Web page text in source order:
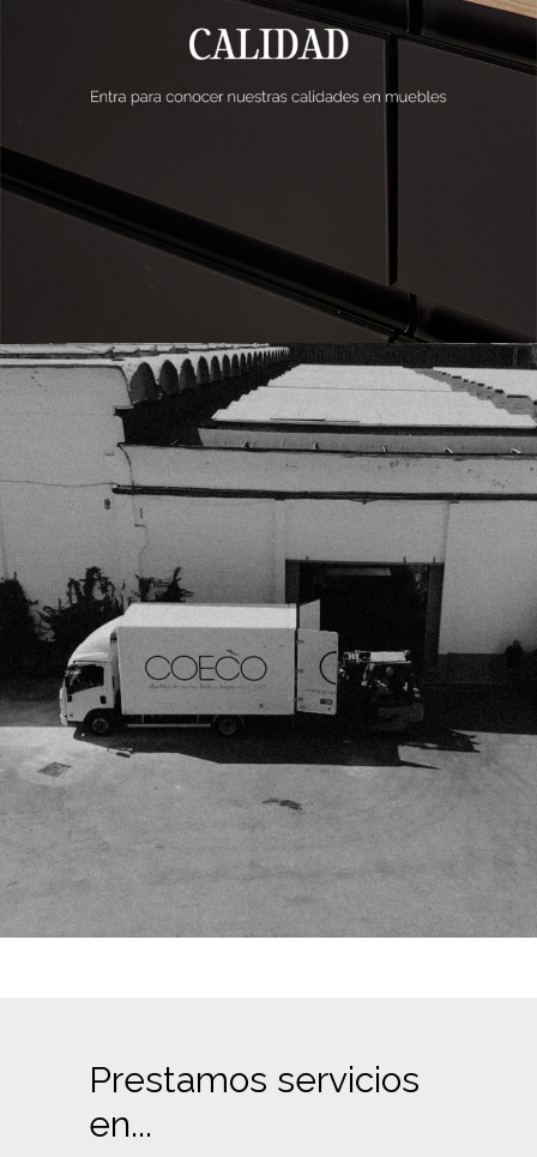
Prestamos servicios
en...